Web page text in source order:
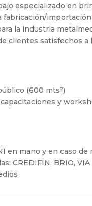
especializado en
fabricación/
la industria
clientes satisfechos
(600 mts²)
y
en mano y en caso
CREDIFIN, BRIO, VIA